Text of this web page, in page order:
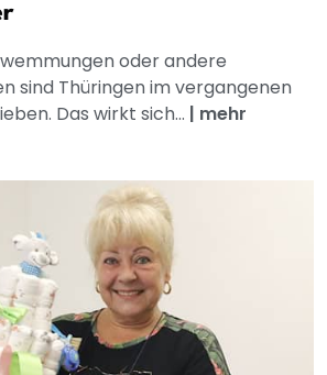
oder andere
sind Thüringen im vergangenen
Das wirkt sich... | mehr